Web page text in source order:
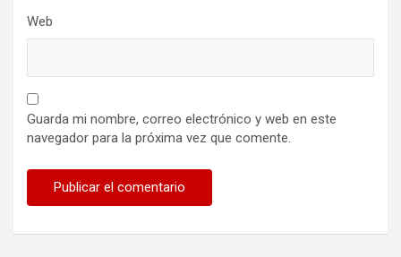
Web
Guarda mi nombre, correo electrónico y web en este
navegador para la próxima vez que comente.